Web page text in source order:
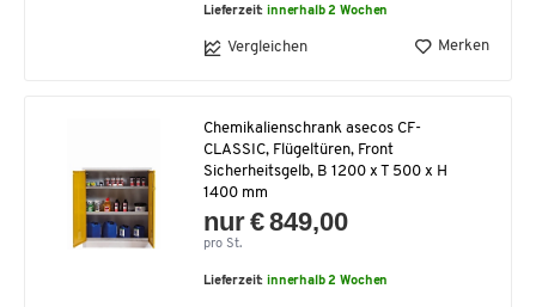
Lieferzeit:innerhalb 2 Wochen
Vergleichen Merken
Chemikalienschrank asecos CF-
CLASSIC, Flügeltüren, Front
Sicherheitsgelb, B 1200 x T 500 x H
1400 mm
nur € 849,00
pro St.
Lieferzeit:innerhalb 2 Wochen